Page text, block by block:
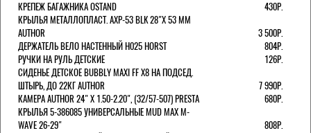
КРЕПЕЖ БАГАЖНИКА OSTAND
430Р.
КРЫЛЬЯ МЕТАЛЛОПЛАСТ. AXP-53 BLK 28"Х 53 ММ
AUTHOR
3 500Р.
ДЕРЖАТЕЛЬ ВЕЛО НАСТЕННЫЙ H025 HORST
804Р.
РУЧКИ НА РУЛЬ ДЕТСКИЕ
126Р.
СИДЕНЬЕ ДЕТСКОЕ BUBBLY MAXI FF X8 НА ПОДСЕД.
ШТЫРЬ, ДО 22КГ AUTHOR
7 990Р.
КАМЕРА AUTHOR 24" Х 1.50-2.20", (32/57-507) PRESTA
680Р.
КРЫЛЬЯ 5-386085 УНИВЕРСАЛЬНЫЕ MUD MAX M-
WAVE 26-29"
808Р.